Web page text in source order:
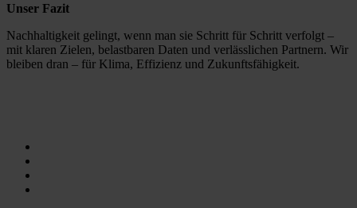
Unser Fazit
Nachhaltigkeit gelingt, wenn man sie Schritt für Schritt verfolgt –
mit klaren Zielen, belastbaren Daten und verlässlichen Partnern. Wir
bleiben dran – für Klima, Effizienz und Zukunftsfähigkeit.